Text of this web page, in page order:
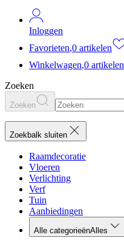
Inloggen
Favorieten,0 artikelen
Winkelwagen,0 artikelen
Zoeken
Zoeken
Zoekbalk sluiten
Raamdecoratie
Vloeren
Verlichting
Verf
Tuin
Aanbiedingen
Alle categorieënAlles